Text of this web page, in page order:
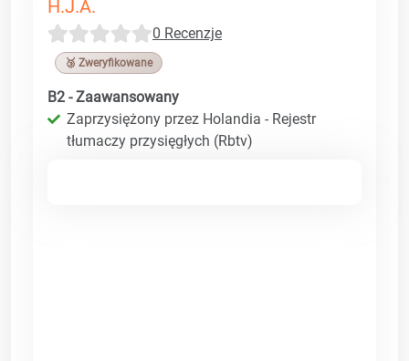
H.J.A.
0 Recenzje
🥉 Zweryfikowane
B2 - Zaawansowany
Zaprzysiężony przez Holandia - Rejestr
tłumaczy przysięgłych (Rbtv)